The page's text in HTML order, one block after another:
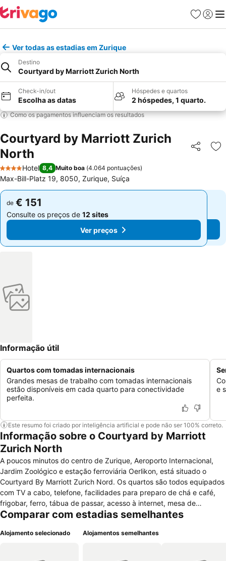
Favoritos
Iniciar
Ver todas as estadias em Zurique
Destino
Courtyard by Marriott Zurich North
Check-in/out
Escolha as datas
Hóspedes e quartos
2 hóspedes, 1 quarto.
Como os pagamentos influenciam os resultados
Courtyard by Marriott Zurich
North
Partilhar
4 Estrelas
Hotel 8,4 Muito boa (4.064 pontuações)
Max-Bill-Platz 19, 8050, Zurique, Suíça
de € 151
Consulte os preços de 12 sites
Ver preços
de € 151
Consulte os preços de 12 sites
Ver preços
Informação útil
Quartos com tomadas internacionais
Grandes mesas de trabalho com tomadas internacionais
estão disponíveis em cada quarto para conectividade
perfeita.
e
Este resumo foi criado por inteligência artificial e pode não ser 100% correto.
Informação sobre o Courtyard by Marriott
Zurich North
A poucos minutos do centro de Zurique, Aeroporto Internacional,
Jardim Zoológico e estação ferroviária Oerlikon, está situado o
Courtyard By Marriott Zurich Nord. Os quartos são todos equipados
com TV a cabo, telefone, facilidades para preparo de chá e café,
frigobar, ferro, tábua de passar, acesso à internet, mesa de
escritório, controle de temperatura e banheiro privativo com
restaurante, bar, cofre, sala de bagagens, elevador, ar
Comparar com estadias semelhantes
Alojamento selecionado Alojamentos semelhantes